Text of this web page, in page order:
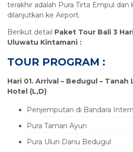
terakhir adalah Pura Tirta Empul dan
dilanjutkan ke Airport.
Berikut detail Paket Tour Bali 3
Uluwatu Kintamani :
TOUR PROGRAM :
Hari 01. Arrival – Bedugul – Tanah
Hotel (L,D)
Penjemputan di Bandara
Pura Taman Ayun
Pura Ulun Danu Bedugul